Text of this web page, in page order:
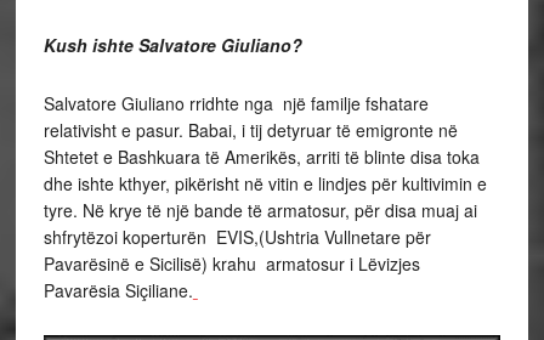
Kush ishte Salvatore Giuliano?
Salvatore Giuliano rridhte nga një familje fshatare
relativisht e pasur. Babai, i tij detyruar të emigronte në
Shtetet e Bashkuara të Amerikës, arriti të blinte disa toka
dhe ishte kthyer, pikërisht në vitin e lindjes për kultivimin e
tyre. Në krye të një bande të armatosur, për disa muaj ai
shfrytëzoi koperturën EVIS,(Ushtria Vullnetare për
Pavarësinë e Sicilisë) krahu armatosur i Lëvizjes
Pavarësia Siçiliane.